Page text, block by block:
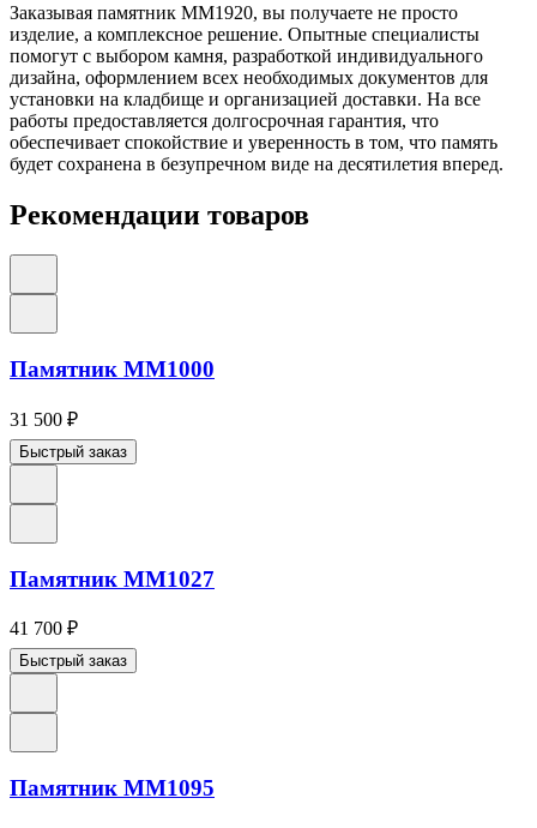
Заказывая памятник ММ1920, вы получаете не просто
изделие, а комплексное решение. Опытные специалисты
помогут с выбором камня, разработкой индивидуального
дизайна, оформлением всех необходимых документов для
установки на кладбище и организацией доставки. На все
работы предоставляется долгосрочная гарантия, что
обеспечивает спокойствие и уверенность в том, что память
будет сохранена в безупречном виде на десятилетия вперед.
Рекомендации товаров
Памятник ММ1000
31 500 ₽
Быстрый заказ
Памятник ММ1027
41 700 ₽
Быстрый заказ
Памятник ММ1095